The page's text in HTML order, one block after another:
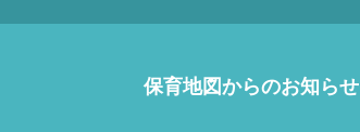
保育地図からのお知らせ